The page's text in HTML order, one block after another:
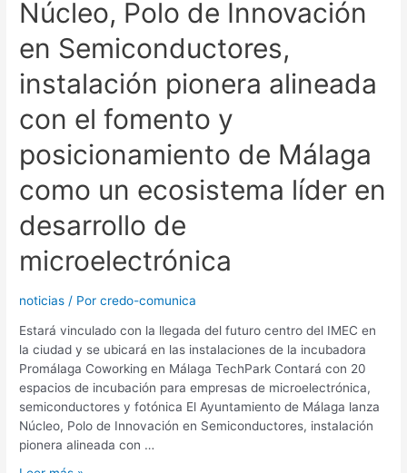
Núcleo, Polo de Innovación
en Semiconductores,
instalación pionera alineada
con el fomento y
posicionamiento de Málaga
como un ecosistema líder en
desarrollo de
microelectrónica
noticias / Porcredo-comunica
Estará vinculado con la llegada del futuro centro del IMEC en
la ciudad y se ubicará en las instalaciones de la incubadora
Promálaga Coworking en Málaga TechPark Contará con 20
espacios de incubación para empresas de microelectrónica,
semiconductores y fotónica El Ayuntamiento de Málaga lanza
Núcleo, Polo de Innovación en Semiconductores, instalación
pionera alineada con …